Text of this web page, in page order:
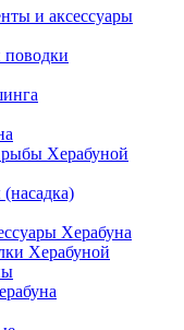
и аксессуары
Херабуной
Херабуна
Херабуной